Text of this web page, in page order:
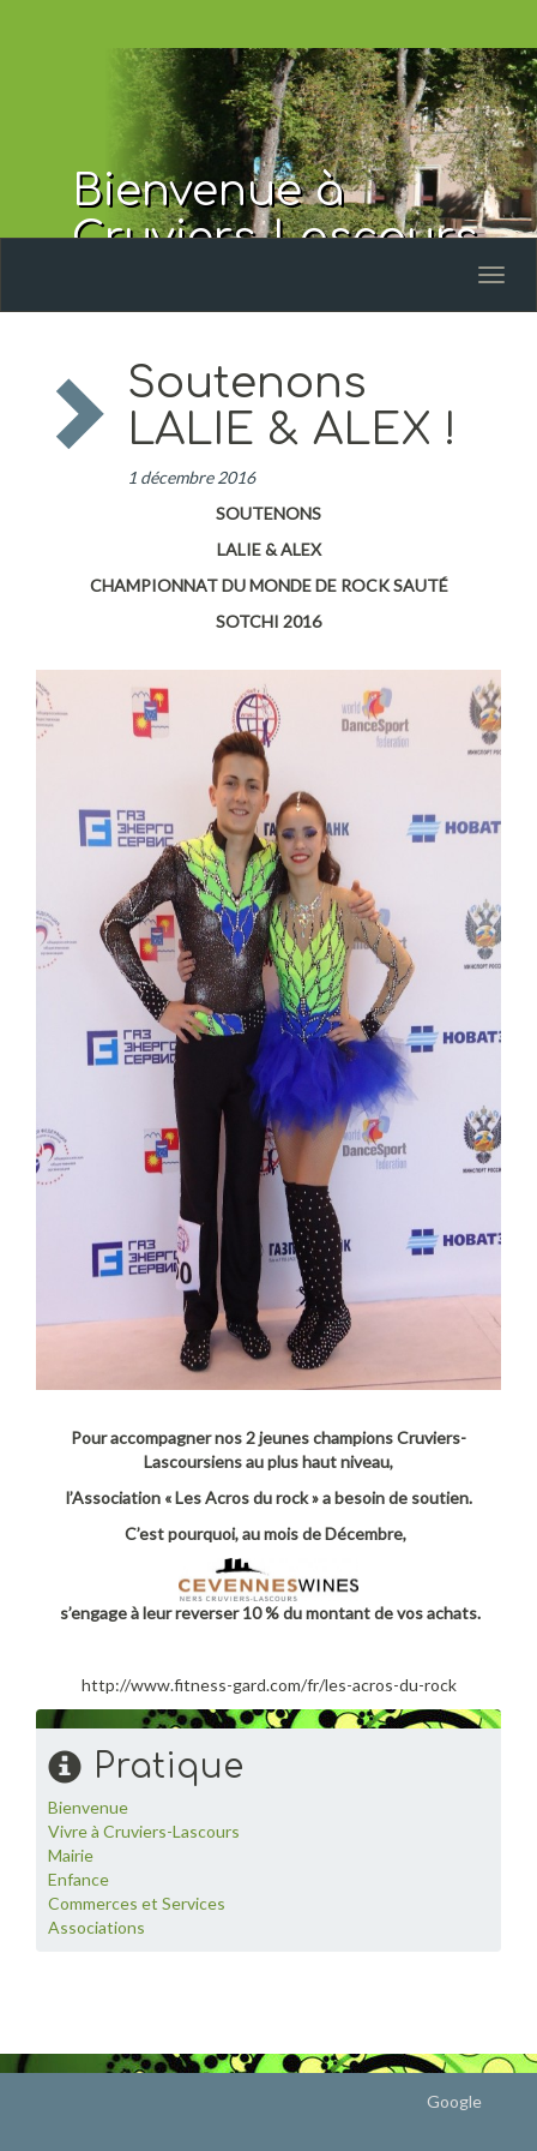
Bienvenue à
Cruviers-Lascours
Soutenons
LALIE & ALEX !
1 décembre 2016
SOUTENONS
LALIE & ALEX
CHAMPIONNAT DU MONDE DE ROCK SAUTÉ
SOTCHI 2016
Pour accompagner nos 2 jeunes champions Cruviers-
Lascoursiens au plus haut niveau,
l’Association « Les Acros du rock » a besoin de soutien.
C’est pourquoi, au mois de Décembre,
s’engage à leur reverser 10 % du montant de vos achats.
http://www.fitness-gard.com/fr/les-acros-du-rock
Pratique
Bienvenue
Vivre à Cruviers-Lascours
Mairie
Enfance
Commerces et Services
Associations
Google